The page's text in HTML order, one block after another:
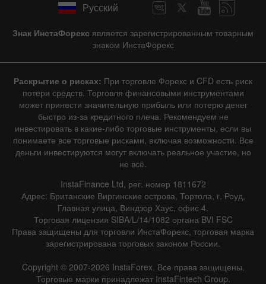
Русский
Знак ИнстаФорекс является зарегистрированным товарным
знаком ИнстаФорекс
Раскрытие о рисках: При торговле Форекс и CFD есть риск
потери средств. Торговля финансовыми инструментами
может принести значительную прибыль или потерю денег
быстро из-за кредитного плеча. Рекомендуем не
инвестировать в какие-либо торговые инструменты, если вы
понимаете все торговые рисками, включая возможности. Все
деньги инвестируются могут включать реальное участие, но
не всё.
InstaFinance Ltd, рег. номер 1811672
Адрес: Британские Виргинские острова, Тортола, г. Роуд,
Главная улица, Виндзор Хаус, офис 4.
Торговая лицензия SIBA/L/14/1082 органа BVI FSC
Права защищены для торговли ИнстаФорекс, торговая марка
зарегистрирована торговых законом России.
Copyright © 2007-2026 InstaForex. Все права защищены.
Торговые марки принадлежат InstaFintech Group.